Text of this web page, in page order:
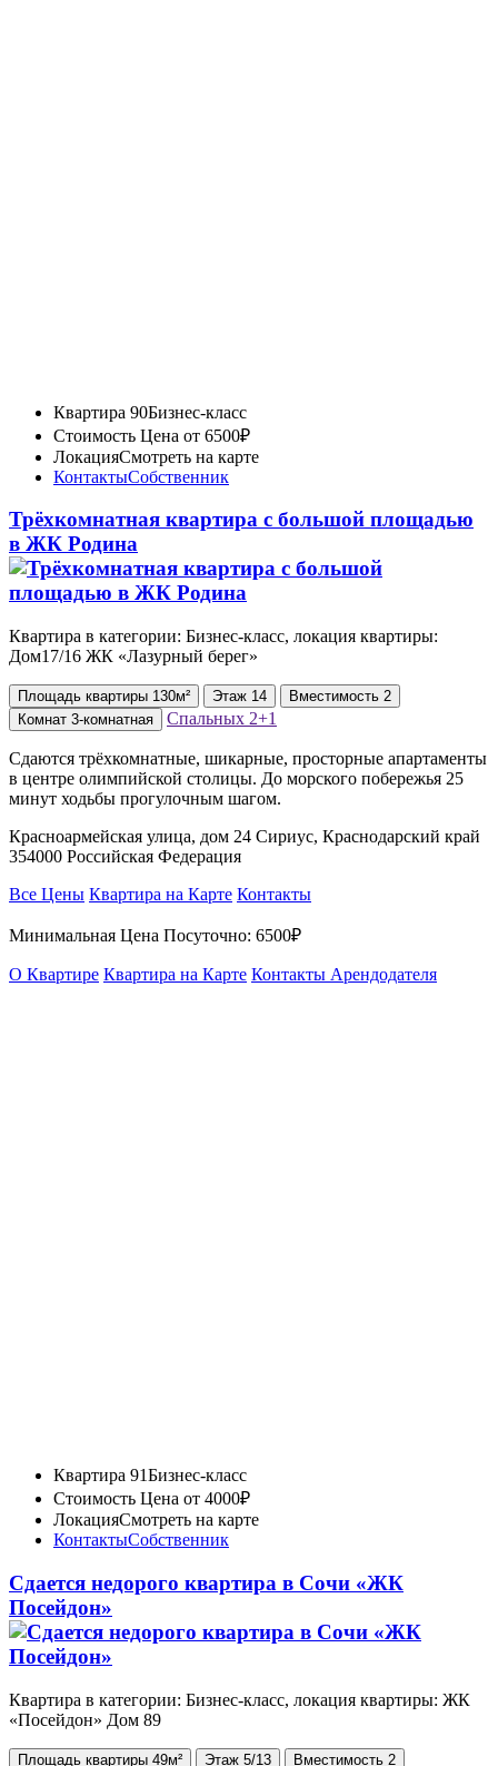
Квартира 90Бизнес-класс
Стоимость Цена от 6500₽
ЛокацияСмотреть на карте
КонтактыСобственник
Трёхкомнатная квартира с большой площадью
в ЖК Родина
Квартира в категории: Бизнес-класс, локация квартиры:
Дом17/16 ЖК «Лазурный берег»
Площадь квартиры 130м² Этаж 14 Вместимость 2
Комнат 3-комнатная Спальных 2+1
Сдаются трёхкомнатные, шикарные, просторные апартаменты
в центре олимпийской столицы. До морского побережья 25
минут ходьбы прогулочным шагом.
Красноармейская улица, дом 24 Сириус, Краснодарский край
354000 Российская Федерация
Все Цены Квартира на Карте Контакты
Минимальная Цена Посуточно: 6500₽
О Квартире Квартира на Карте Контакты Арендодателя
Квартира 91Бизнес-класс
Стоимость Цена от 4000₽
ЛокацияСмотреть на карте
КонтактыСобственник
Сдается недорого квартира в Сочи «ЖК
Посейдон»
Квартира в категории: Бизнес-класс, локация квартиры: ЖК
«Посейдон» Дом 89
Площадь квартиры 49м² Этаж 5/13 Вместимость 2